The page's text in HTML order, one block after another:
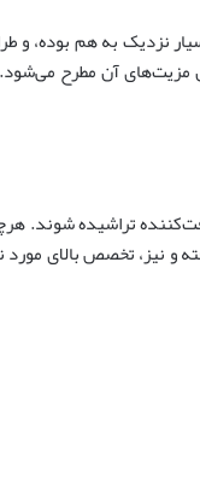
نزدیک به هم بوده، و
آن مطرح
تراشیده شوند.
نیز، تخصص بالای مورد